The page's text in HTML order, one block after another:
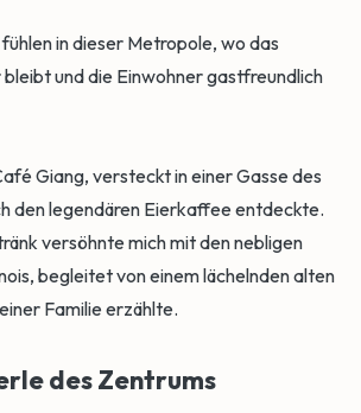
in dieser Metropole, wo das
und die Einwohner gastfreundlich
Giang, versteckt in einer Gasse des
den legendären Eierkaffee entdeckte.
versöhnte mich mit den nebligen
begleitet von einem lächelnden alten
Familie erzählte.
des Zentrums